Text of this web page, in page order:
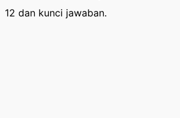
12 dan kunci jawaban.